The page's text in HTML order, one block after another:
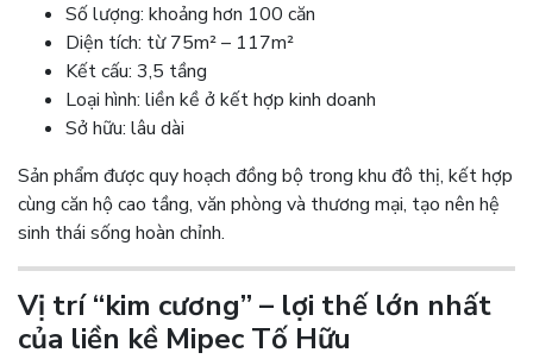
Số lượng: khoảng hơn 100 căn
Diện tích: từ 75m² – 117m²
Kết cấu: 3,5 tầng
Loại hình: liền kề ở kết hợp kinh doanh
Sở hữu: lâu dài
Sản phẩm được quy hoạch đồng bộ trong khu đô thị, kết hợp
cùng căn hộ cao tầng, văn phòng và thương mại, tạo nên hệ
sinh thái sống hoàn chỉnh.
Vị trí “kim cương” – lợi thế lớn nhất
của liền kề Mipec Tố Hữu